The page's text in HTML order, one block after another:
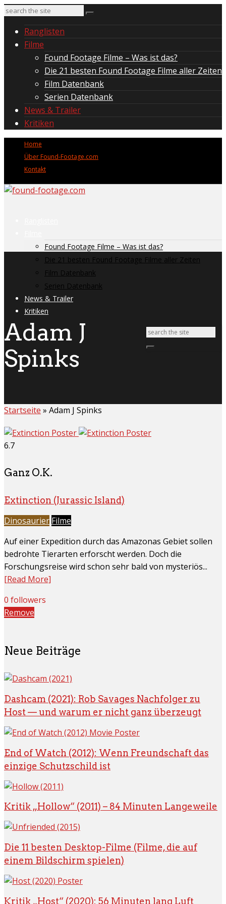
Ranglisten
Filme
Found Footage Filme – Was ist das?
Die 21 besten Found Footage Filme aller Zeiten
Film Datenbank
Serien Datenbank
News & Trailer
Kritiken
Home
Über Found-Footage.com
Kontakt
Found Footage Filme – Was ist das?
Die 21 besten Found Footage Filme aller Zeiten
Film Datenbank
Serien Datenbank
News & Trailer
Kritiken
Adam J
Spinks
Startseite » Adam J Spinks
6.7
Ganz O.K.
Extinction (Jurassic Island)
Dinosaurier Filme
Auf einer Expedition durch das Amazonas Gebiet sollen
bedrohte Tierarten erforscht werden. Doch die
Forschungsreise wird schon sehr bald von mysteriös...
[Read More]
0 followers
Remove
Neue Beiträge
Dashcam (2021): Rob Savages Nachfolger zu
Host — und warum er nicht ganz überzeugt
End of Watch (2012): Wenn Freundschaft das
einzige Schutzschild ist
Kritik „Hollow“ (2011) – 84 Minuten Langeweile
Die 11 besten Desktop-Filme (Filme, die auf
einem Bildschirm spielen)
Kritik „Host“ (2020): 56 Minuten lang Luft